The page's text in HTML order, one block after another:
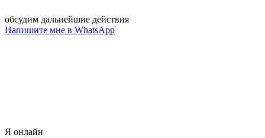
обсудим дальнейшие действия
Напишите мне в WhatsApp
Я онлайн